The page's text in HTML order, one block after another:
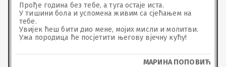
Прође година без тебе, а туга остаје иста.
У тишини бола и успомена живим са сјећањем на
тебе.
Увијек ћеш бити дио мене, мојих мисли и молитви.
Ужа породица ће посјетити његову вјечну кућу!
МАРИНА ПОПОВИЋ